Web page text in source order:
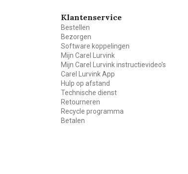
Klantenservice
Bestellen
Bezorgen
Software koppelingen
Mijn Carel Lurvink
Mijn Carel Lurvink instructievideo's
Carel Lurvink App
Hulp op afstand
Technische dienst
Retourneren
Recycle programma
Betalen